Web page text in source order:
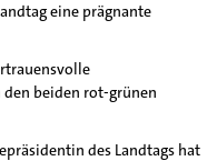
eine prägnante
beiden rot-grünen
des Landtags hat